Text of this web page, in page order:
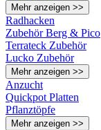
Mehr anzeigen >>
Radhacken
Zubehör Berg & Pico
Terrateck Zubehör
Lucko Zubehör
Mehr anzeigen >>
Anzucht
Quickpot Platten
Pflanztöpfe
Mehr anzeigen >>